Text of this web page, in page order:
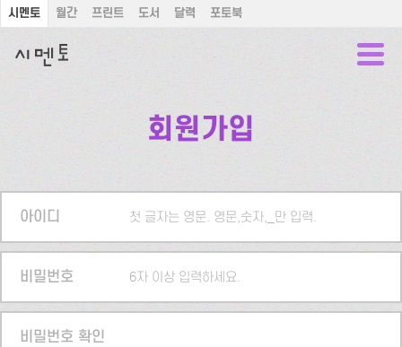
시멘토 월간 프린트 도서 달력 포토북
회원가입
아이디 첫 글자는 영문. 영문,숫자,_만 입력.
비밀번호 6자 이상 입력하세요.
비밀번호 확인